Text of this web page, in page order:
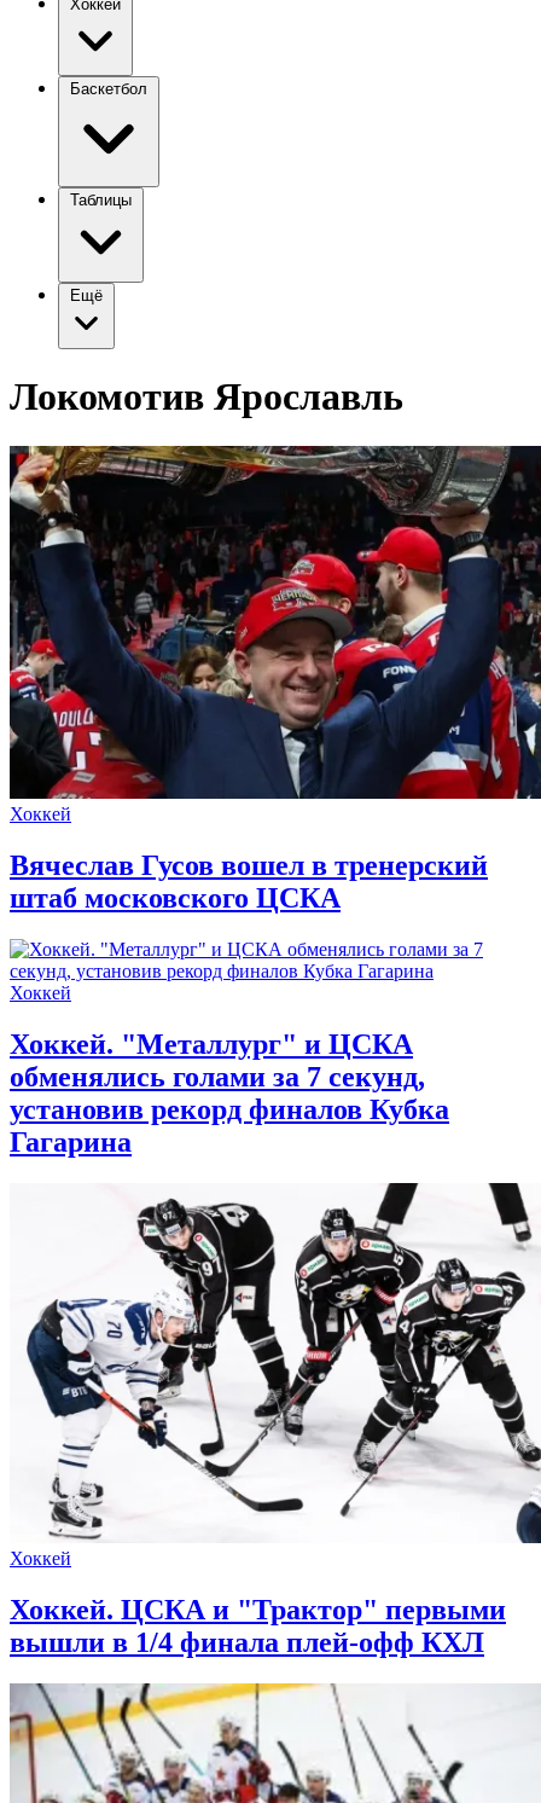
Хоккей
Баскетбол
Таблицы
Ещё
Локомотив Ярославль
Хоккей
Вячеслав Гусов вошел в тренерский
штаб московского ЦСКА
Хоккей
Хоккей. "Металлург" и ЦСКА
обменялись голами за 7 секунд,
установив рекорд финалов Кубка
Гагарина
Хоккей
Хоккей. ЦСКА и "Трактор" первыми
вышли в 1/4 финала плей-офф КХЛ